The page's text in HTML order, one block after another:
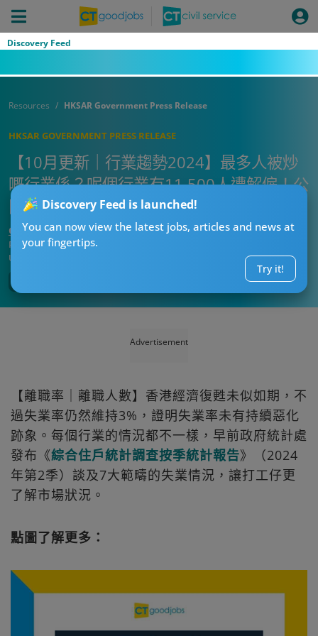
Discovery Feed
Discovery Feed is launched!
You can now view the latest jobs, articles and news at
your fingertips.
Try it!
Resources HKSAR Government Press Release
HKSAR GOVERNMENT PRESS RELEASE
【10月更新｜行業趨勢2024】最多人被炒
嘅行業係？呢個行業有11,500人遭解僱！公
開7大行業曾工作失業人數！
CTgoodjobs’ Editor
Published:2024-10-14
Updated:
Advertisement
【離職率｜離職人數】香港經濟復甦未似如期，不
過失業率仍然維持3%，證明失業率未有持續惡化
跡象。每個行業的情況都不一樣，早前政府統計處
發布《綜合住戶統計調查按季統計報告》（2024
年第2季）談及7大範疇的失業情況，讓打工仔更
了解市場狀況。
點圖了解更多：